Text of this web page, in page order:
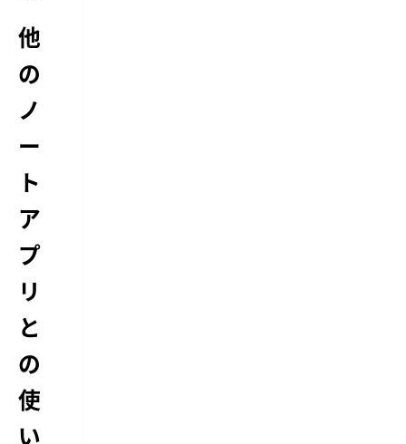
他
の
ノ
ー
ト
ア
プ
リ
と
の
使
い